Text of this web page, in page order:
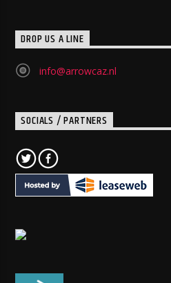
DROP US A LINE
info@arrowcaz.nl
SOCIALS / PARTNERS